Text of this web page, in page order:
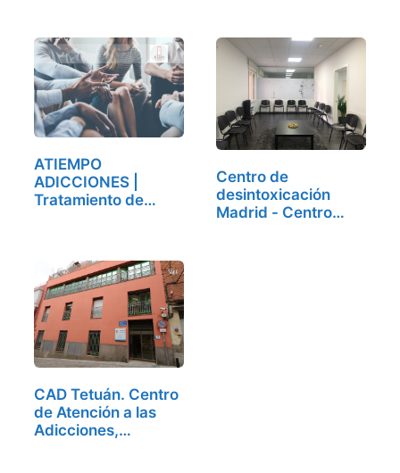
ATIEMPO
ADICCIONES |
Tratamiento de
Centro de
desintoxicación
Madrid - Centro
CAD Tetuán. Centro
de Atención a las
Adicciones,…